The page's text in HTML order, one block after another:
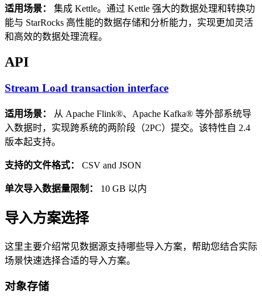
适用场景：
集成 Kettle。通过 Kettle 强大的数据处理和转换功
能与 StarRocks 高性能的数据存储和分析能力，实现更加灵活
和高效的数据处理流程。
API
Stream Load transaction interface
适用场景：
从 Apache Flink®、Apache Kafka® 等外部系统导
入数据时，实现跨系统的两阶段（2PC）提交。该特性自 2.4
版本起支持。
支持的文件格式： CSV and JSON
单次导入数据量限制： 10 GB 以内
导入方案选择
这里主要介绍常见数据源支持哪些导入方案，帮助您结合实际
场景快速选择合适的导入方案。
对象存储